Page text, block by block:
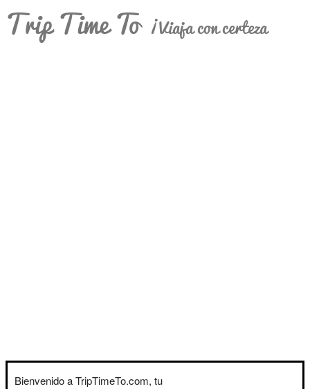
Trip Time To ¡Viaja con certeza
Bienvenido a TripTimeTo.com, tu